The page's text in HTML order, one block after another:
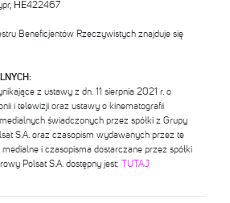
ΗΕ422467
Beneficjentów Rzeczywistych znajduje się
z ustawy z dn. 11 sierpnia 2021 r. o
i telewizji oraz ustawy o kinematografii
świadczonych przez spółki z Grupy
S.A. oraz czasopism wydawanych przez te
medialne i czasopisma dostarczane przez spółki
Polsat S.A. dostępny jest:
TUTAJ